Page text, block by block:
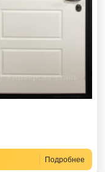
Подробнее